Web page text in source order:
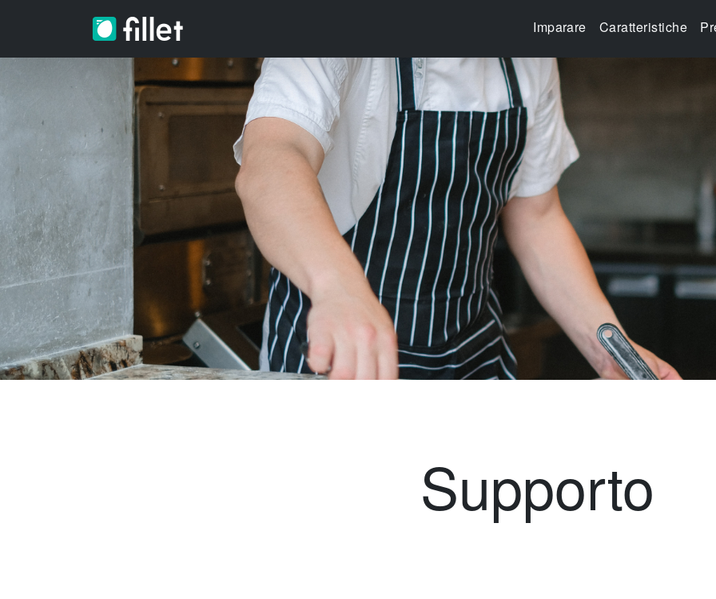
Imparare Caratteristiche
Supporto